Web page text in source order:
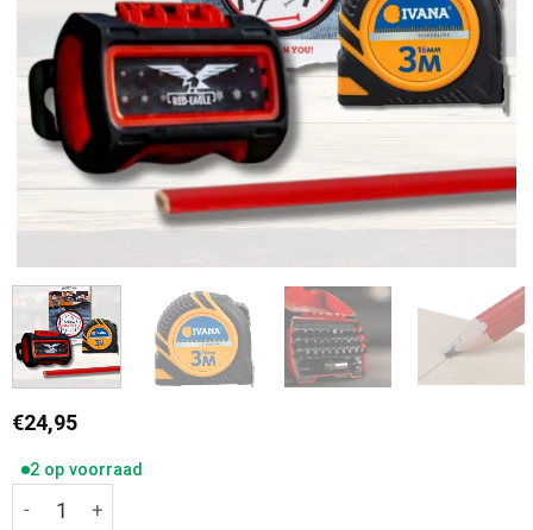
€24,95
2 op voorraad
Klus Basis Set aantal